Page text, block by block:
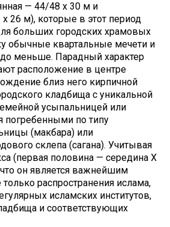
— 44/48 х 30 м и
26 м), которые в этот период
больших городских храмовых
обычные квартальные мечети и
меньше. Парадный характер
расположение в центре
близ него кирпичной
кладбища с уникальной
усыпальницей или
погребенными по типу
(макбара) или
склепа (сагана). Учитывая
(первая половина — середина X
он является важнейшим
распространения ислама,
исламских институтов,
и соответствующих